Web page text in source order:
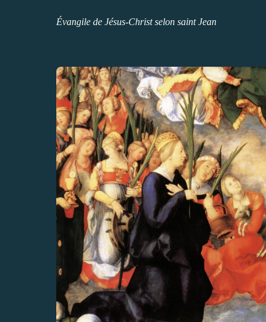
Évangile de Jésus-Christ selon saint Jean